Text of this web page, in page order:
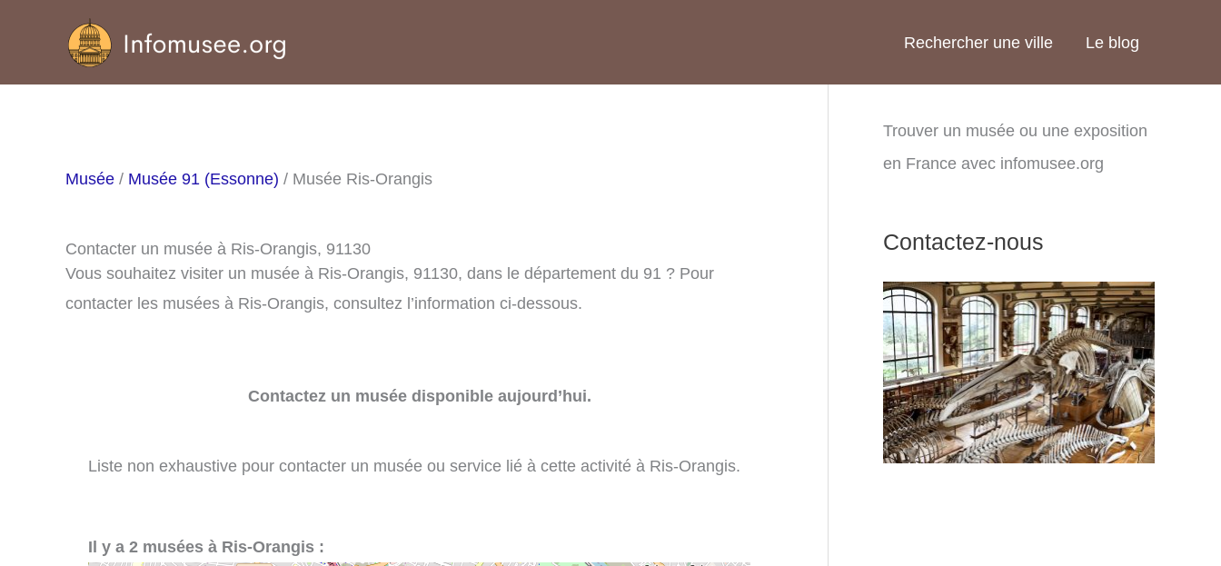
Rechercher une ville Le blog
Musée / Musée 91 (Essonne) / Musée Ris-Orangis
Contacter un musée à Ris-Orangis, 91130
Vous souhaitez visiter un musée à Ris-Orangis, 91130, dans le département du 91 ? Pour
contacter les musées à Ris-Orangis, consultez l’information ci-dessous.
Contactez un musée disponible aujourd’hui.
Liste non exhaustive pour contacter un musée ou service lié à cette activité à Ris-Orangis.
Il y a 2 musées à Ris-Orangis :
Trouver un musée ou une exposition
en France avec infomusee.org
Contactez-nous